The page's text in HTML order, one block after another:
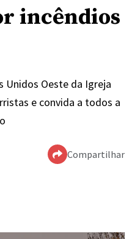
incêndios
Unidos Oeste da Igreja
e convida a todos a
Compartilhar